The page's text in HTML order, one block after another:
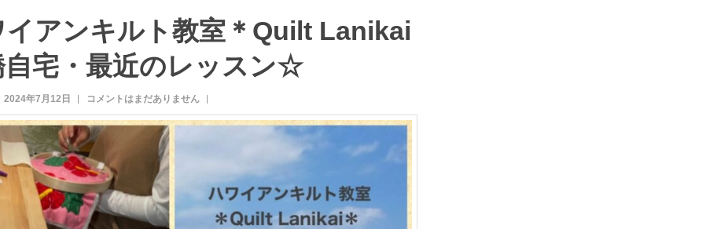
アンキルト教室＊Quilt Lanikai
自宅・最近のレッスン☆
2024年7月12日 コメントはまだありません